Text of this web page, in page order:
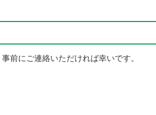
前にご連絡いただければ幸いです。